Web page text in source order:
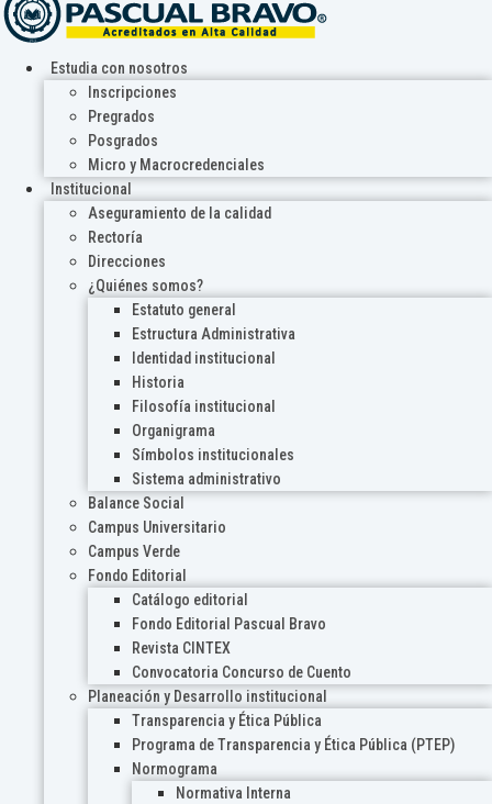
Estudia con nosotros
Inscripciones
Pregrados
Posgrados
Micro y Macrocredenciales
Institucional
Aseguramiento de la calidad
Rectoría
Direcciones
¿Quiénes somos?
Estatuto general
Estructura Administrativa
Identidad institucional
Historia
Filosofía institucional
Organigrama
Símbolos institucionales
Sistema administrativo
Balance Social
Campus Universitario
Campus Verde
Fondo Editorial
Catálogo editorial
Fondo Editorial Pascual Bravo
Revista CINTEX
Convocatoria Concurso de Cuento
Planeación y Desarrollo institucional
Transparencia y Ética Pública
Programa de Transparencia y Ética Pública (PTEP)
Normograma
Normativa Interna